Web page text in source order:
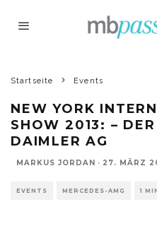
Startseite Events
NEW YORK
SHOW 2013: –
DAIMLER AG
MARKUS JORDAN · 27. MÄRZ
EVENTS MERCEDES-AMG 1